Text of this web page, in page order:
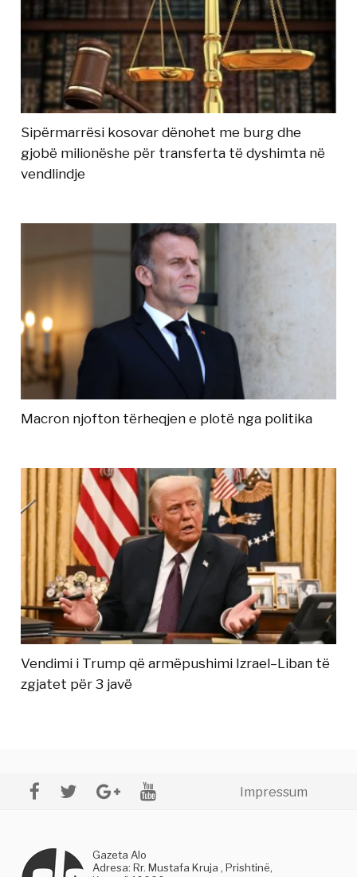
Sipërmarrësi kosovar dënohet me burg dhe
gjobë milionëshe për transferta të dyshimta në
vendlindje
Macron njofton tërheqjen e plotë nga politika
Vendimi i Trump që armëpushimi Izrael–Liban të
zgjatet për 3 javë
Impressum
Gazeta Alo
Adresa: Rr. Mustafa Kruja , Prishtinë,